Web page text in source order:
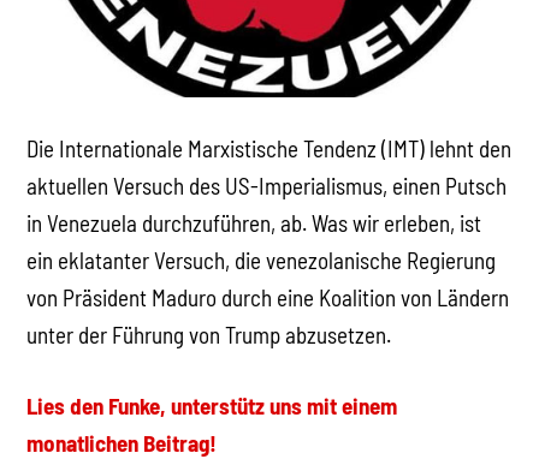
Die Internationale Marxistische Tendenz (IMT) lehnt den
aktuellen Versuch des US-Imperialismus, einen Putsch
in Venezuela durchzuführen, ab. Was wir erleben, ist
ein eklatanter Versuch, die venezolanische Regierung
von Präsident Maduro durch eine Koalition von Ländern
unter der Führung von Trump abzusetzen.
Lies den Funke, unterstütz uns mit einem
monatlichen Beitrag!